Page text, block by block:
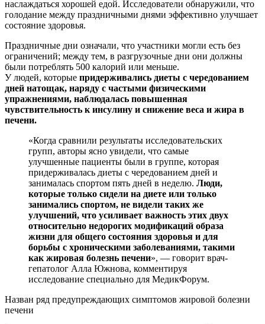
наслаждаться хорошей едой. Исследователи обнаружили, что
голодание между праздничными днями эффективно улучшает
состояние здоровья.
Праздничные дни означали, что участники могли есть без
ограничений; между тем, в разгрузочные дни они должны
были потреблять 500 калорий или меньше.
У людей, которые придерживались диеты с чередованием
дней натощак, наряду с частыми физическими
упражнениями, наблюдалась повышенная
чувствительность к инсулину и снижение веса и жира в
печени.
«Когда сравнили результаты исследовательских
групп, авторы ясно увидели, что самые
улучшенные пациенты были в группе, которая
придерживалась диеты с чередованием дней и
занималась спортом пять дней в неделю. Люди,
которые только сидели на диете или только
занимались спортом, не видели таких же
улучшений, что усиливает важность этих двух
относительно недорогих модификаций образа
жизни для общего состояния здоровья и для
борьбы с хроническими заболеваниями, такими
как жировая болезнь печени», — говорит врач-
гепатолог Алла Южнова, комментируя
исследование специально для МедикФорум.
Назван ряд предупреждающих симптомов жировой болезни
печени